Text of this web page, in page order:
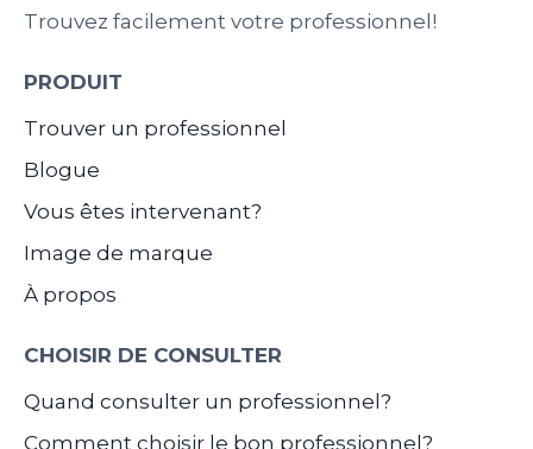
Trouvez facilement votre professionnel!
PRODUIT
Trouver un professionnel
Blogue
Vous êtes intervenant?
Image de marque
À propos
CHOISIR DE CONSULTER
Quand consulter un professionnel?
Comment choisir le bon professionnel?